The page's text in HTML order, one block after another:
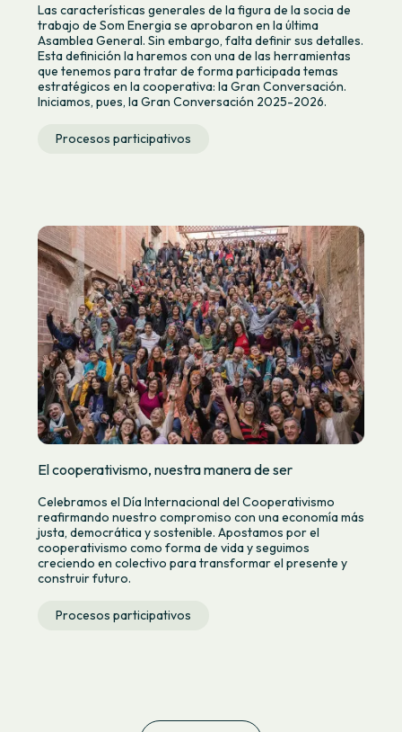
Las características generales de la figura de la socia de
trabajo de Som Energia se aprobaron en la última
Asamblea General. Sin embargo, falta definir sus detalles.
Esta definición la haremos con una de las herramientas
que tenemos para tratar de forma participada temas
estratégicos en la cooperativa: la Gran Conversación.
Iniciamos, pues, la Gran Conversación 2025-2026.
Procesos participativos
El cooperativismo, nuestra manera de ser
Celebramos el Día Internacional del Cooperativismo
reafirmando nuestro compromiso con una economía más
justa, democrática y sostenible. Apostamos por el
cooperativismo como forma de vida y seguimos
creciendo en colectivo para transformar el presente y
construir futuro.
Procesos participativos